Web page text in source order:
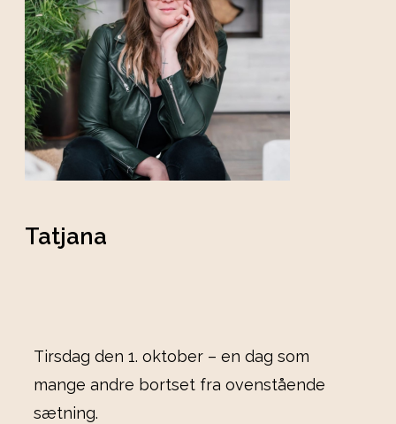
Tatjana
Tirsdag den 1. oktober – en dag som
mange andre bortset fra ovenstående
sætning.